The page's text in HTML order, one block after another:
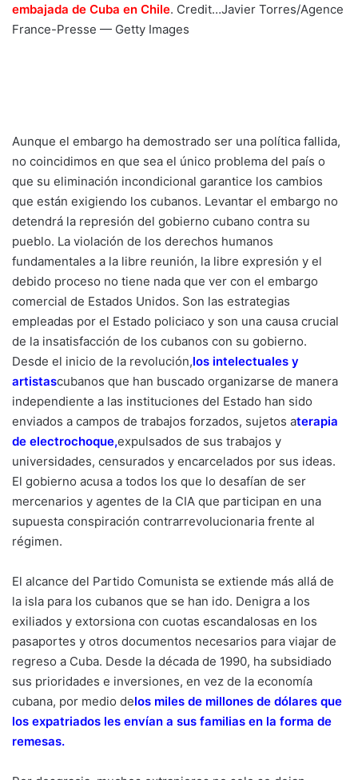
embajada de Cuba en Chile. Credit…Javier Torres/Agence
France-Presse — Getty Images
Aunque el embargo ha demostrado ser una política fallida,
no coincidimos en que sea el único problema del país o
que su eliminación incondicional garantice los cambios
que están exigiendo los cubanos. Levantar el embargo no
detendrá la represión del gobierno cubano contra su
pueblo. La violación de los derechos humanos
fundamentales a la libre reunión, la libre expresión y el
debido proceso no tiene nada que ver con el embargo
comercial de Estados Unidos. Son las estrategias
empleadas por el Estado policiaco y son una causa crucial
de la insatisfacción de los cubanos con su gobierno.
Desde el inicio de la revolución,los intelectuales y
artistascubanos que han buscado organizarse de manera
independiente a las instituciones del Estado han sido
enviados a campos de trabajos forzados, sujetos aterapia
de electrochoque,expulsados de sus trabajos y
universidades, censurados y encarcelados por sus ideas.
El gobierno acusa a todos los que lo desafían de ser
mercenarios y agentes de la CIA que participan en una
supuesta conspiración contrarrevolucionaria frente al
régimen.
El alcance del Partido Comunista se extiende más allá de
la isla para los cubanos que se han ido. Denigra a los
exiliados y extorsiona con cuotas escandalosas en los
pasaportes y otros documentos necesarios para viajar de
regreso a Cuba. Desde la década de 1990, ha subsidiado
sus prioridades e inversiones, en vez de la economía
cubana, por medio delos miles de millones de dólares que
los expatriados les envían a sus familias en la forma de
remesas.